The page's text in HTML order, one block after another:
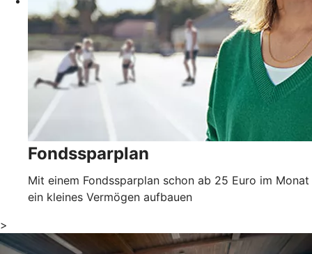
Fondssparplan
Mit einem Fondssparplan schon ab 25 Euro im Monat
ein kleines Vermögen aufbauen
>